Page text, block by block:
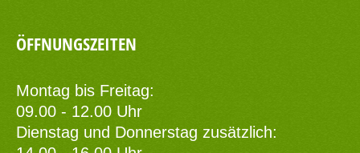
ÖFFNUNGSZEITEN
Montag bis Freitag:
09.00 - 12.00 Uhr
Dienstag und Donnerstag zusätzlich: